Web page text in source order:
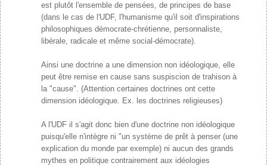
est plutôt l'ensemble de pensées, de principes de base
(dans le cas de l'UDF, l'humanisme qu'il soit d'inspirations
philosophiques démocrate-chrétienne, personnaliste,
libérale, radicale et même social-démocrate).
Ainsi une doctrine a une dimension non idéologique, elle
peut être remise en cause sans suspiscion de trahison à
la "cause". (Attention certaines doctrines ont cette
dimension idéologique. Ex. les doctrines religieuses)
A l'UDF il s'agit donc bien d'une doctrine non idéologique
puisqu'elle n'intègre ni "un système de prêt à penser (une
explication du monde par exemple) ni aucun des grands
mythes en politique contrairement aux idéologies